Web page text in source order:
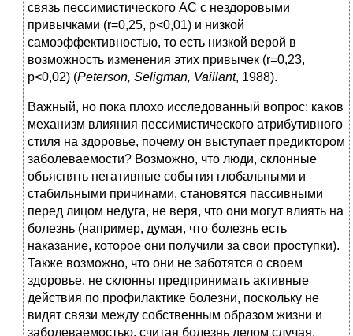
связь пессимистического АС с нездоровыми
привычками (r=0,25, p<0,01) и низкой
самоэффективностью, то есть низкой верой в
возможность изменения этих привычек (r=0,23,
p<0,02) (Peterson, Seligman, Vaillant, 1988).
Важный, но пока плохо исследованный вопрос: каков
механизм влияния пессимистического атрибутивного
стиля на здоровье, почему он выступает предиктором
заболеваемости? Возможно, что люди, склонные
объяснять негативные события глобальными и
стабильными причинами, становятся пассивными
перед лицом недуга, не веря, что они могут влиять на
болезнь (например, думая, что болезнь есть
наказание, которое они получили за свои проступки).
Также возможно, что они не заботятся о своем
здоровье, не склонны предпринимать активные
действия по профилактике болезни, поскольку не
видят связи между собственным образом жизни и
заболеваемостью, считая болезнь делом случая.